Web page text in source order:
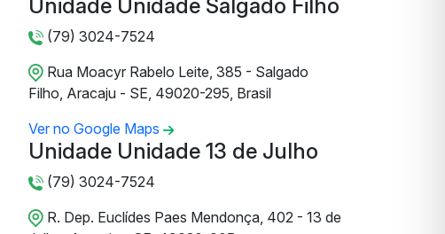
Unidade Unidade Salgado Filho
(79) 3024-7524
Rua Moacyr Rabelo Leite, 385 - Salgado
Filho, Aracaju - SE, 49020-295, Brasil
Ver no Google Maps
Unidade Unidade 13 de Julho
(79) 3024-7524
R. Dep. Euclídes Paes Mendonça, 402 - 13 de